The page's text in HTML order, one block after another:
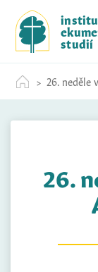
c
studií
26. neděle
26.